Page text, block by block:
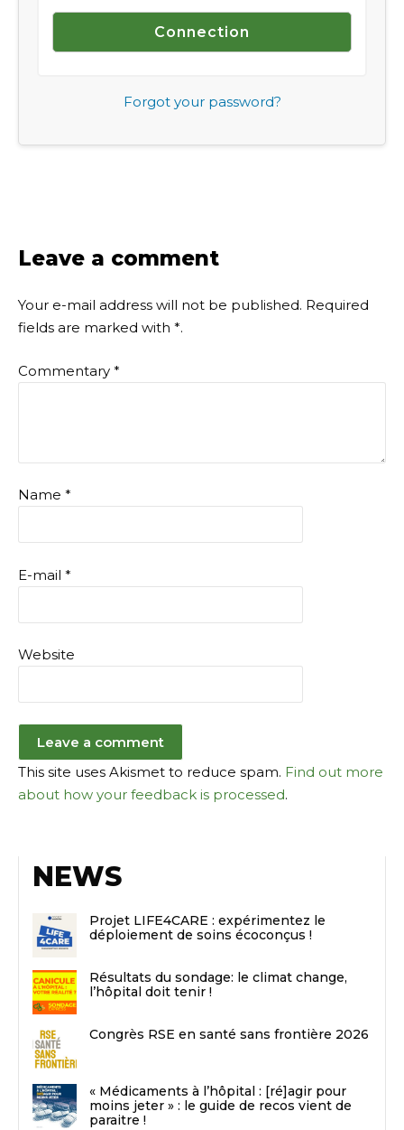
Forgot your password?
Leave a comment
Your e-mail address will not be published. Required
fields are marked with *.
Commentary *
Name *
E-mail *
Website
This site uses Akismet to reduce spam. Find out more
about how your feedback is processed.
NEWS
Projet LIFE4CARE : expérimentez le
déploiement de soins écoconçus !
Résultats du sondage: le climat change,
l’hôpital doit tenir !
Congrès RSE en santé sans frontière 2026
« Médicaments à l’hôpital : [ré]agir pour
moins jeter » : le guide de recos vient de
paraitre !